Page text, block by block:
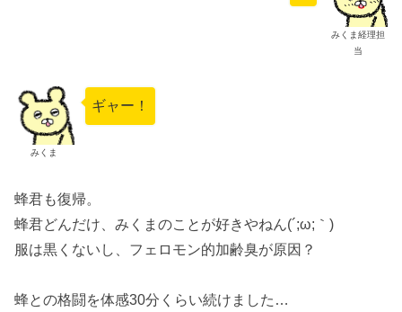
みくま経理担
当
みくま
ギャー！
蜂君も復帰。
蜂君どんだけ、みくまのことが好きやねん(´;ω;｀)
服は黒くないし、フェロモン的加齢臭が原因？
蜂との格闘を体感30分くらい続けました…